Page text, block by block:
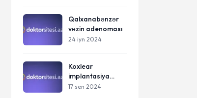
Qalxanabənzər
vəzin adenoması
24 iyn 2024
Koxlear
implantasiya
(bionik qulaq)
17 sen 2024